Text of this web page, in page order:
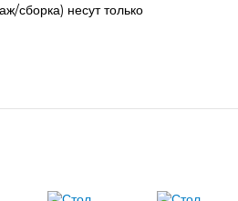
сборка) несут только